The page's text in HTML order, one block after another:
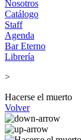
Nosotros
Catálogo
Staff
Agenda
Bar Eterno
Librería
>
Hacerse el muerto
Volver